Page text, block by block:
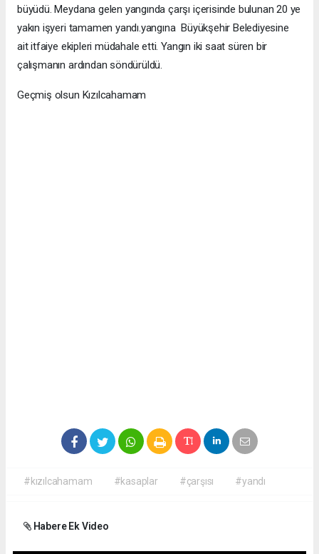
büyüdü. Meydana gelen yangında çarşı içerisinde bulunan 20 ye
yakın işyeri tamamen yandı.yangına Büyükşehir Belediyesine
ait itfaiye ekipleri müdahale etti. Yangın iki saat süren bir
çalışmanın ardından söndürüldü.
Geçmiş olsun Kızılcahamam
#kızılcahamam #kasaplar #çarşısı #yandı
Habere Ek Video